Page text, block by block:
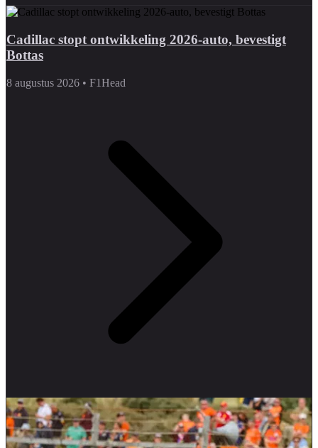
Cadillac stopt ontwikkeling 2026-auto, bevestigt
Bottas
8 augustus 2026 • F1Head